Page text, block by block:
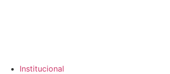
Institucional